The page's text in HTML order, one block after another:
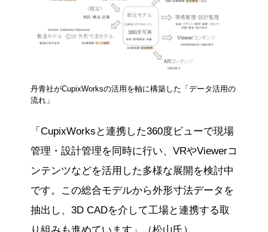
丹青社がCupixWorksの活用を軸に構築した「データ活用の
流れ」
「CupixWorksと連携した360度ビューで現場
管理・設計管理を同時に行い、VRやViewerコ
ンテンツなどを活用した多様な展開を検討中
です。この総合モデルから外形寸法データを
抽出し、3D CADを介して工場と連携する取